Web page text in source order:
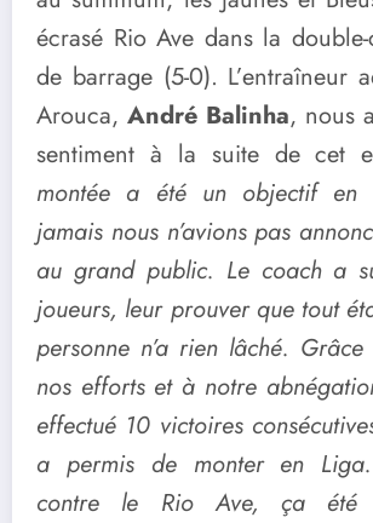
écrasé Rio Ave dans la
de barrage (5-0). L’entraîneur
Arouca, André Balinha, nous
sentiment à la suite de cet
montée a été un objectif en
jamais nous n’avions pas
au grand public. Le coach a
joueurs, leur prouver que tout
personne n’a rien lâché.
nos efforts et à notre
effectué 10 victoires
a permis de monter en
contre le Rio Ave, ça été